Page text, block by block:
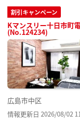
割引キャンペーン
Kマンスリー十日市町
(No.124234)
広島市中区
情報更新日 2026/08/02